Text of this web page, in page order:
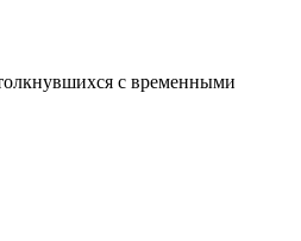
с временными